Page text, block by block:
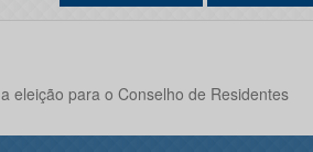
eleição para o Conselho de Residentes